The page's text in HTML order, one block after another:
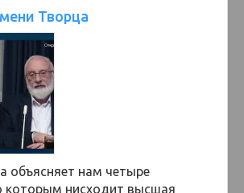
Творца
объясняет нам четыре
которым нисходит высшая